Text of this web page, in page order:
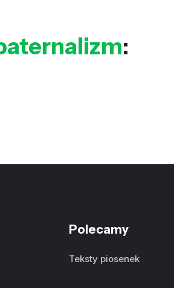
:
Polecamy
Teksty piosenek